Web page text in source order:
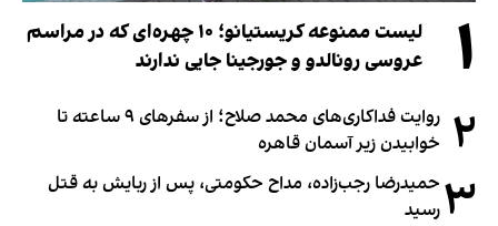
۱
لیست ممنوعه کریستیانو؛ ۱۰ چهره‌ای که در مراسم
عروسی رونالدو و جورجینا جایی ندارند
۲
روایت فداکاری‌های محمد صلاح؛ از سفرهای ۹ ساعته تا
خوابیدن زیر آسمان قاهره
۳ حمیدرضا رجب‌زاده، مداح حکومتی، پس از ربایش به قتل
رسید